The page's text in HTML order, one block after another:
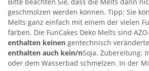
geschmolzen werden können. Tipp: Sie
Melts ganz einfach mit einem der vielen
färben. Die FunCakes Deko Melts sind
enthalten keinen gentechnisch
enthalten auch kein/nSoja. Zubereitung:
oder dem Wasserbad schmelzen. In der